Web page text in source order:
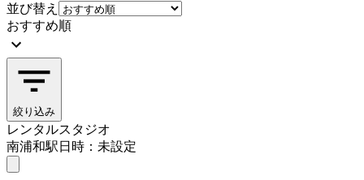
並び替え
おすすめ順
絞り込み
レンタルスタジオ
南浦和駅日時：未設定